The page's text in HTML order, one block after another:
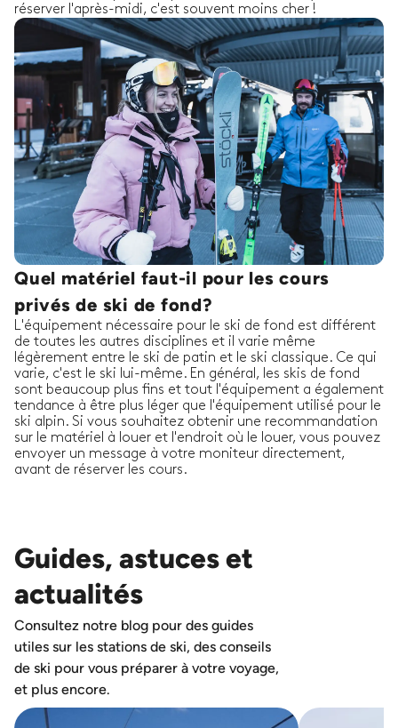
réserver l'après-midi, c'est souvent moins cher !
Quel matériel faut-il pour les cours
privés de ski de fond?
L'équipement nécessaire pour le ski de fond est différent
de toutes les autres disciplines et il varie même
légèrement entre le ski de patin et le ski classique. Ce qui
varie, c'est le ski lui-même. En général, les skis de fond
sont beaucoup plus fins et tout l'équipement a également
tendance à être plus léger que l'équipement utilisé pour le
ski alpin. Si vous souhaitez obtenir une recommandation
sur le matériel à louer et l'endroit où le louer, vous pouvez
envoyer un message à votre moniteur directement,
avant de réserver les cours.
Guides, astuces et
actualités
Consultez notre blog pour des guides
utiles sur les stations de ski, des conseils
de ski pour vous préparer à votre voyage,
et plus encore.